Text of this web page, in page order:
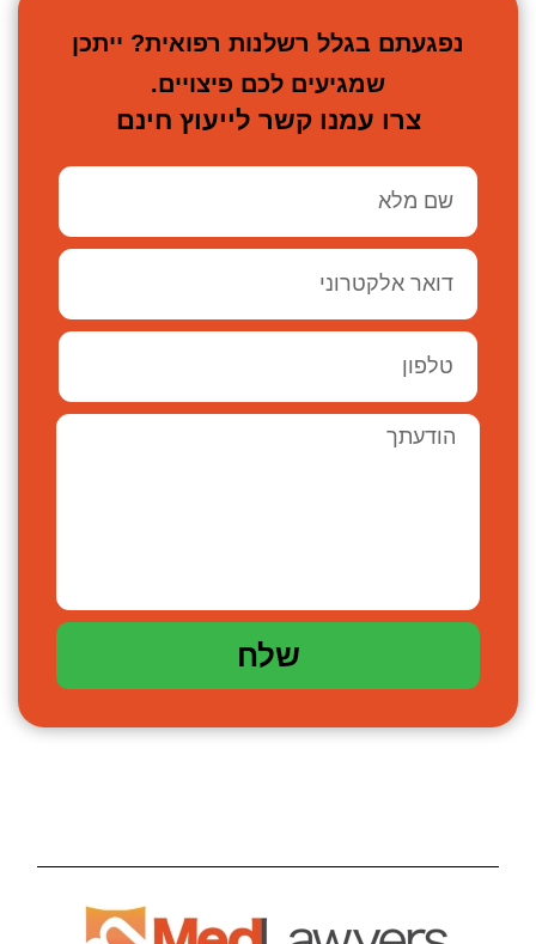
נפגעתם בגלל רשלנות רפואית? ייתכן
שמגיעים לכם פיצויים.
צרו עמנו קשר לייעוץ חינם
שלח